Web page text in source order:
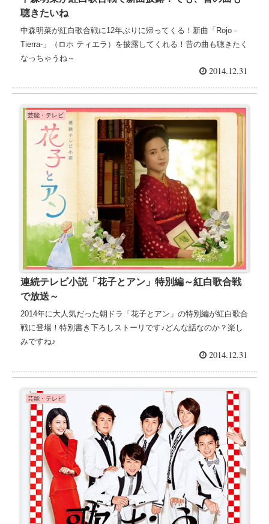
聴きたいね
中森明菜が紅白歌合戦に12年ぶりに帰ってくる！新曲「Rojo -
Tierra-」（ロホ ティエラ）を披露してくれる！昔の曲も聴きたく
なっちゃうね～
2014.12.31
芸能・テレビ
連続テレビ小説「花子とアン」特別編～紅白歌合戦
で放送～
2014年に大人気だった朝ドラ「花子とアン」の特別編が紅白歌合
戦に登場！特別書き下ろしストーリです♪どんな話なのか？楽し
みですね♪
2014.12.31
芸能・テレビ